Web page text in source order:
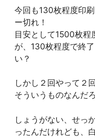
今回も130枚程度印
ー切れ！
目安として1500枚程
が、130枚程度で終
い？
しかし２回やって２
そういうものなんだ
しょうがない、せっ
ったんだけれども、